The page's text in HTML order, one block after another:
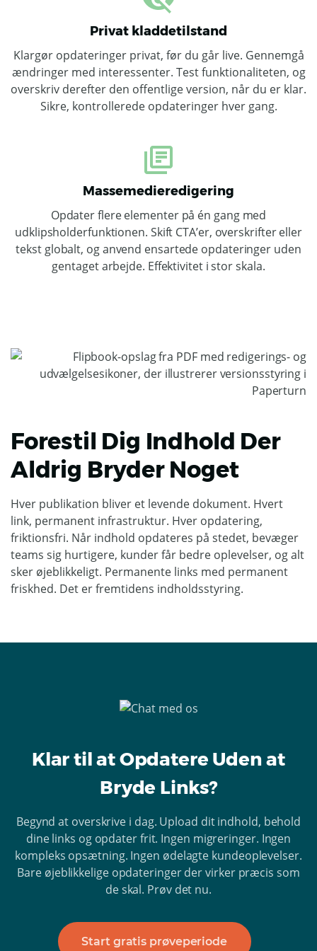
Privat kladdetilstand
Klargør opdateringer privat, før du går live. Gennemgå
ændringer med interessenter. Test funktionaliteten, og
overskriv derefter den offentlige version, når du er klar.
Sikre, kontrollerede opdateringer hver gang.
Massemedieredigering
Opdater flere elementer på én gang med
udklipsholderfunktionen. Skift CTA’er, overskrifter eller
tekst globalt, og anvend ensartede opdateringer uden
gentaget arbejde. Effektivitet i stor skala.
Forestil Dig Indhold Der
Aldrig Bryder Noget
Hver publikation bliver et levende dokument. Hvert
link, permanent infrastruktur. Hver opdatering,
friktionsfri. Når indhold opdateres på stedet, bevæger
teams sig hurtigere, kunder får bedre oplevelser, og alt
sker øjeblikkeligt. Permanente links med permanent
friskhed. Det er fremtidens indholdsstyring.
Klar til at Opdatere Uden at
Bryde Links?
Begynd at overskrive i dag. Upload dit indhold, behold
dine links og opdater frit. Ingen migreringer. Ingen
kompleks opsætning. Ingen ødelagte kundeoplevelser.
Bare øjeblikkelige opdateringer der virker præcis som
de skal. Prøv det nu.
Start gratis prøveperiode